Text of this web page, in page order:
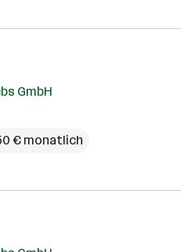
GmbH
€ monatlich